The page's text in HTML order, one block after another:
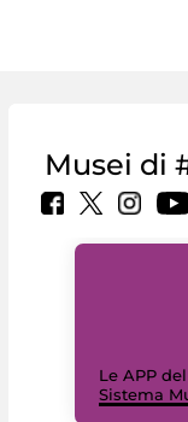
Musei di
Le APP del
Sistema